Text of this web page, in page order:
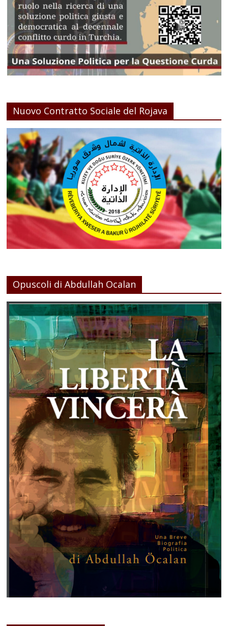
Nuovo Contratto Sociale del Rojava
Opuscoli di Abdullah Ocalan